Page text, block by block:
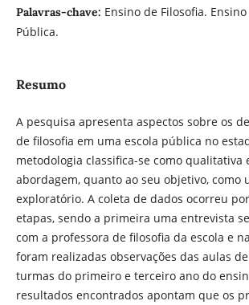
Palavras-chave: Ensino de Filosofia.
Pública.
Resumo
A pesquisa apresenta aspectos sobre os
de filosofia em uma escola pública no
metodologia classifica-se como qualitativa
abordagem, quanto ao seu objetivo, como
exploratório. A coleta de dados ocorreu
etapas, sendo a primeira uma entrevista
com a professora de filosofia da escola e
foram realizadas observações das aulas
turmas do primeiro e terceiro ano do
resultados encontrados apontam que os